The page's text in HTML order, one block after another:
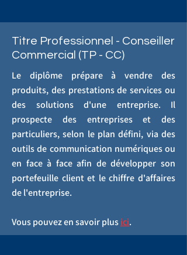
Titre Professionnel - Conseiller
Commercial (TP - CC)
Le diplôme prépare à vendre des
produits, des prestations de services ou
des solutions d'une entreprise. Il
prospecte des entreprises et des
particuliers, selon le plan défini, via des
outils de communication numériques ou
en face à face afin de développer son
portefeuille client et le chiffre d'affaires
de l'entreprise.
Vous pouvez en savoir plusici.